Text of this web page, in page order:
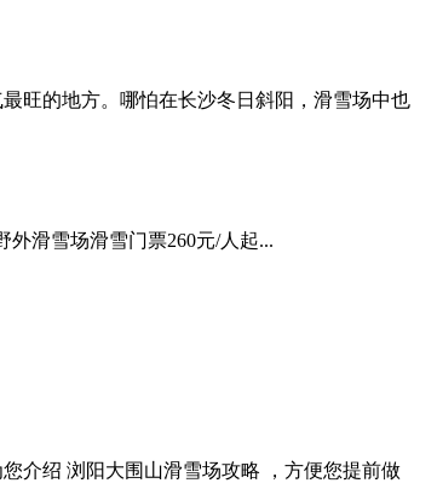
旺的地方。哪怕在长沙冬日斜阳，滑雪场中也
外滑雪场滑雪门票260元/人起...
介绍 浏阳大围山滑雪场攻略 ，方便您提前做